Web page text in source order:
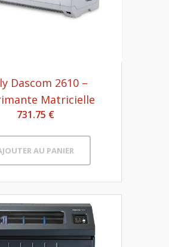
Dascom 2610 –
Matricielle
731.75 €
AU PANIER